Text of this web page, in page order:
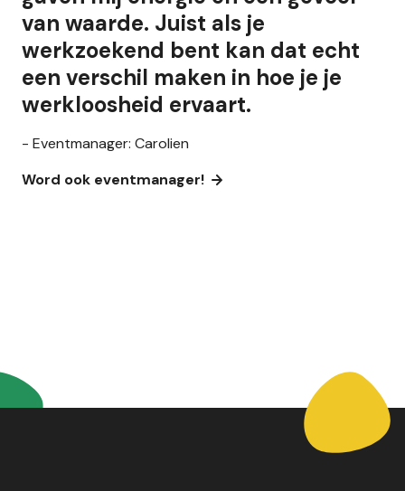
van waarde. Juist als je
werkzoekend bent kan dat echt
een verschil maken in hoe je je
werkloosheid ervaart.
- Eventmanager: Carolien
Word ook eventmanager!